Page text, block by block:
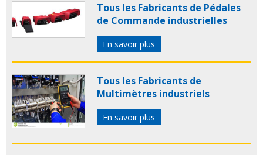
Tous les Fabricants de Pédales
de Commande industrielles
En savoir plus
Tous les Fabricants de
Multimètres industriels
En savoir plus